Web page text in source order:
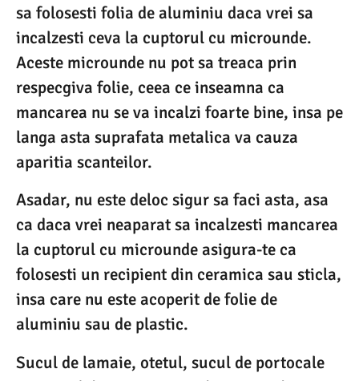
sa folosesti folia de aluminiu daca vrei sa
incalzesti ceva la cuptorul cu microunde.
Aceste microunde nu pot sa treaca prin
respecgiva folie, ceea ce inseamna ca
mancarea nu se va incalzi foarte bine, insa pe
langa asta suprafata metalica va cauza
aparitia scanteilor.
Asadar, nu este deloc sigur sa faci asta, asa
ca daca vrei neaparat sa incalzesti mancarea
la cuptorul cu microunde asigura-te ca
folosesti un recipient din ceramica sau sticla,
insa care nu este acoperit de folie de
aluminiu sau de plastic.
Sucul de lamaie, otetul, sucul de portocale